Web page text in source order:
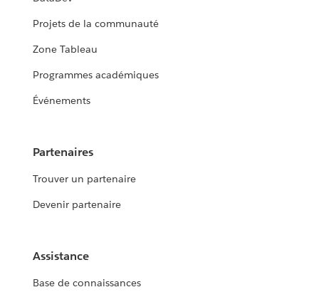
Projets de la communauté
Zone Tableau
Programmes académiques
Événements
Partenaires
Trouver un partenaire
Devenir partenaire
Assistance
Base de connaissances